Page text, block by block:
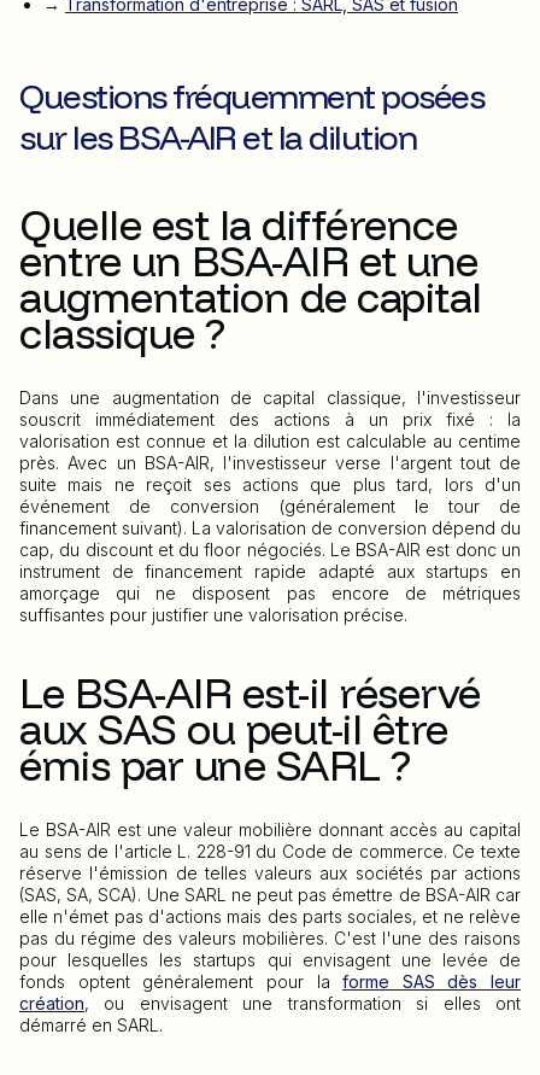
→ Transformation d'entreprise : SARL, SAS et fusion
Questions fréquemment posées
sur les BSA-AIR et la dilution
Quelle est la différence
entre un BSA-AIR et une
augmentation de capital
classique ?
Dans une augmentation de capital classique, l'investisseur
souscrit immédiatement des actions à un prix fixé : la
valorisation est connue et la dilution est calculable au centime
près. Avec un BSA-AIR, l'investisseur verse l'argent tout de
suite mais ne reçoit ses actions que plus tard, lors d'un
événement de conversion (généralement le tour de
financement suivant). La valorisation de conversion dépend du
cap, du discount et du floor négociés. Le BSA-AIR est donc un
instrument de financement rapide adapté aux startups en
amorçage qui ne disposent pas encore de métriques
suffisantes pour justifier une valorisation précise.
Le BSA-AIR est-il réservé
aux SAS ou peut-il être
émis par une SARL ?
Le BSA-AIR est une valeur mobilière donnant accès au capital
au sens de l'article L. 228-91 du Code de commerce. Ce texte
réserve l'émission de telles valeurs aux sociétés par actions
(SAS, SA, SCA). Une SARL ne peut pas émettre de BSA-AIR car
elle n'émet pas d'actions mais des parts sociales, et ne relève
pas du régime des valeurs mobilières. C'est l'une des raisons
pour lesquelles les startups qui envisagent une levée de
fonds optent généralement pour laforme SAS dès leur
création, ou envisagent une transformation si elles ont
démarré en SARL.